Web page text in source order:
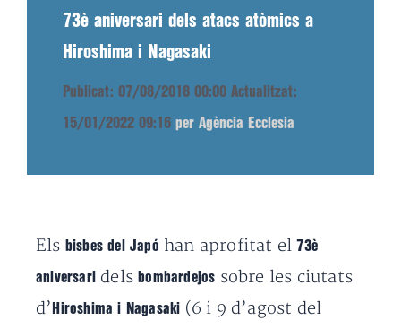
73è aniversari dels atacs atòmics a
Hiroshima i Nagasaki
Publicat: 07/08/2018 00:00 Actualitzat:
15/01/2022 09:16 per Agència Ecclesia
Els bisbes del Japó han aprofitat el73è
aniversari delsbombardejos sobre les ciutats
d’Hiroshima i Nagasaki (6 i 9 d’agost del